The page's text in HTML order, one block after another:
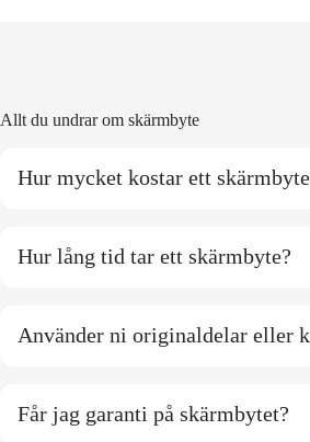
Allt du undrar om skärmbyte
Hur mycket kostar ett
Hur lång tid tar ett skärmbyte?
Använder ni originaldelar eller
Får jag garanti på skärmbytet?